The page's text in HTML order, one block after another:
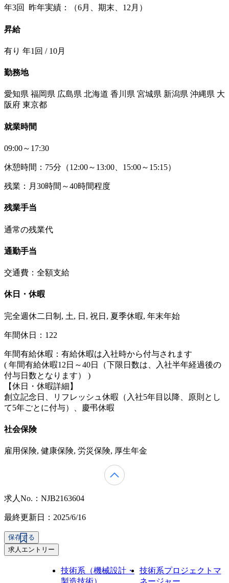
年3回 昨年実績：（6月、期末、12月）
昇給
有り 年1回 / 10月
勤務地
愛知県 福岡県 広島県 北海道 香川県 宮城県 新潟県 沖縄県 大
阪府 東京都
就業時間
09:00～17:30
休憩時間：75分（12:00～13:00、15:00～15:15）
残業：月30時間～40時間程度
残業手当
通常の残業代
通勤手当
交通費：全額支給
休日・休暇
完全週休二日制, 土, 日, 祝日, 夏季休暇, 年末年始
年間休日：122
年間有給休暇：有給休暇は入社時から付与されます
( 年間有給休暇12日～40日（下限日数は、入社半年経過後の
付与日数となります） )
【休日・休暇詳細】
創立記念日、リフレッシュ休暇（入社5年目以降、原則とし
て5年ごとに付与）、慶弔休暇
社会保険
雇用保険, 健康保険, 労災保険, 厚生年金
求人No.：NJB2163604
最終更新日：2025/6/16
保存する
求人エントリー
技術系（機械設計・
技術系プロジェクトマ